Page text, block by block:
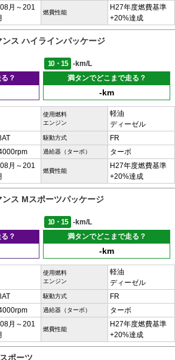
月～201
燃費性能
H27年度燃費基準
+20%達成
ス ハイラインパッケージ
10・15
-km/L
？
満タンでどこまで走る？
-km
使用燃料
エンジン
軽油
ディーゼル
駆動方式 FR
過給器（ターボ） ターボ
月～201
燃費性能
H27年度燃費基準
+20%達成
ス Mスポーツパッケージ
10・15
-km/L
？
満タンでどこまで走る？
-km
使用燃料
エンジン
軽油
ディーゼル
駆動方式 FR
過給器（ターボ） ターボ
月～201
燃費性能
H27年度燃費基準
+20%達成
ポーツ